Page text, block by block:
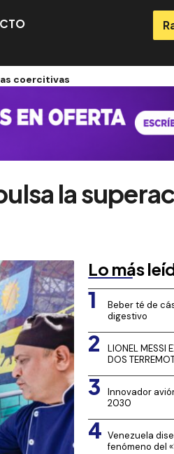
coercitivas
la
Lo más
1
Beber té de
digestivo
2
LIONEL MESSI
DOS
3
Innovador
2030
4 Venezuela
fenómeno del